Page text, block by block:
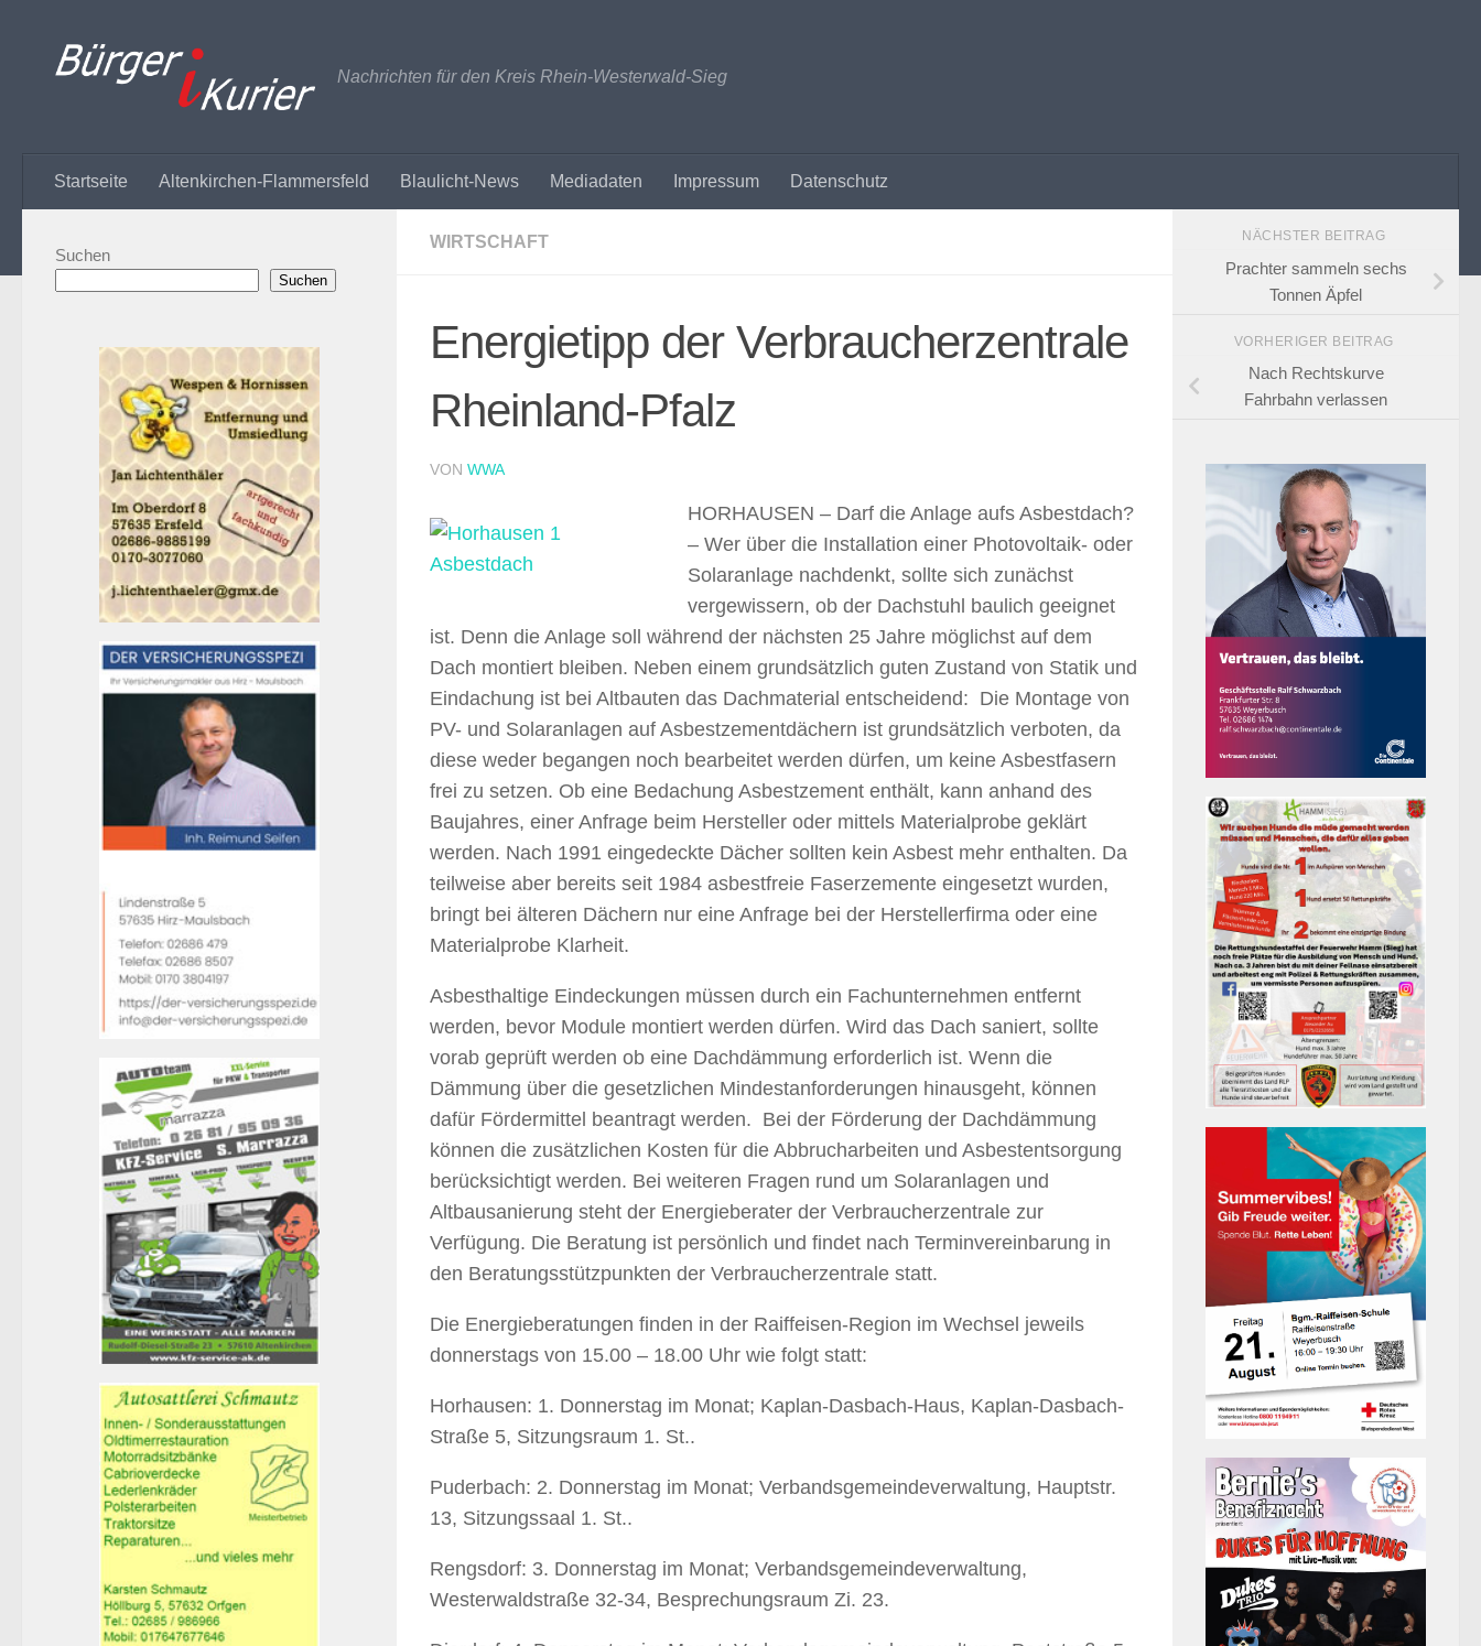
Nachrichten für den Kreis Rhein-Westerwald-Sieg
Startseite Altenkirchen-Flammersfeld Blaulicht-News Mediadaten Impressum Datenschutz
WIRTSCHAFT
Energietipp der Verbraucherzentrale
Rheinland-Pfalz
VON WWA
HORHAUSEN – Darf die Anlage aufs Asbestdach?
– Wer über die Installation einer Photovoltaik- oder
Solaranlage nachdenkt, sollte sich zunächst
vergewissern, ob der Dachstuhl baulich geeignet
ist. Denn die Anlage soll während der nächsten 25 Jahre möglichst auf dem
Dach montiert bleiben. Neben einem grundsätzlich guten Zustand von Statik und
Eindachung ist bei Altbauten das Dachmaterial entscheidend: Die Montage von
PV- und Solaranlagen auf Asbestzementdächern ist grundsätzlich verboten, da
diese weder begangen noch bearbeitet werden dürfen, um keine Asbestfasern
frei zu setzen. Ob eine Bedachung Asbestzement enthält, kann anhand des
Baujahres, einer Anfrage beim Hersteller oder mittels Materialprobe geklärt
werden. Nach 1991 eingedeckte Dächer sollten kein Asbest mehr enthalten. Da
teilweise aber bereits seit 1984 asbestfreie Faserzemente eingesetzt wurden,
bringt bei älteren Dächern nur eine Anfrage bei der Herstellerfirma oder eine
Materialprobe Klarheit.
Asbesthaltige Eindeckungen müssen durch ein Fachunternehmen entfernt
werden, bevor Module montiert werden dürfen. Wird das Dach saniert, sollte
vorab geprüft werden ob eine Dachdämmung erforderlich ist. Wenn die
Dämmung über die gesetzlichen Mindestanforderungen hinausgeht, können
dafür Fördermittel beantragt werden. Bei der Förderung der Dachdämmung
können die zusätzlichen Kosten für die Abbrucharbeiten und Asbestentsorgung
berücksichtigt werden. Bei weiteren Fragen rund um Solaranlagen und
Altbausanierung steht der Energieberater der Verbraucherzentrale zur
Verfügung. Die Beratung ist persönlich und findet nach Terminvereinbarung in
den Beratungsstützpunkten der Verbraucherzentrale statt.
Die Energieberatungen finden in der Raiffeisen-Region im Wechsel jeweils
donnerstags von 15.00 – 18.00 Uhr wie folgt statt:
Horhausen: 1. Donnerstag im Monat; Kaplan-Dasbach-Haus, Kaplan-Dasbach-
Straße 5, Sitzungsraum 1. St..
Puderbach: 2. Donnerstag im Monat; Verbandsgemeindeverwaltung, Hauptstr.
13, Sitzungssaal 1. St..
Rengsdorf: 3. Donnerstag im Monat; Verbandsgemeindeverwaltung,
Westerwaldstraße 32-34, Besprechungsraum Zi. 23.
Suchen
Suchen
NÄCHSTER BEITRAG
Prachter sammeln sechs
Tonnen Äpfel
VORHERIGER BEITRAG
Nach Rechtskurve
Fahrbahn verlassen